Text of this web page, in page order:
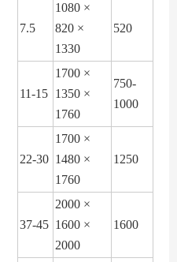
7.5
1080 ×
820 ×
1330
520
11-15
1700 ×
1350 ×
1760
750-
1000
22-30
1700 ×
1480 ×
1760
1250
37-45
2000 ×
1600 ×
2000
1600